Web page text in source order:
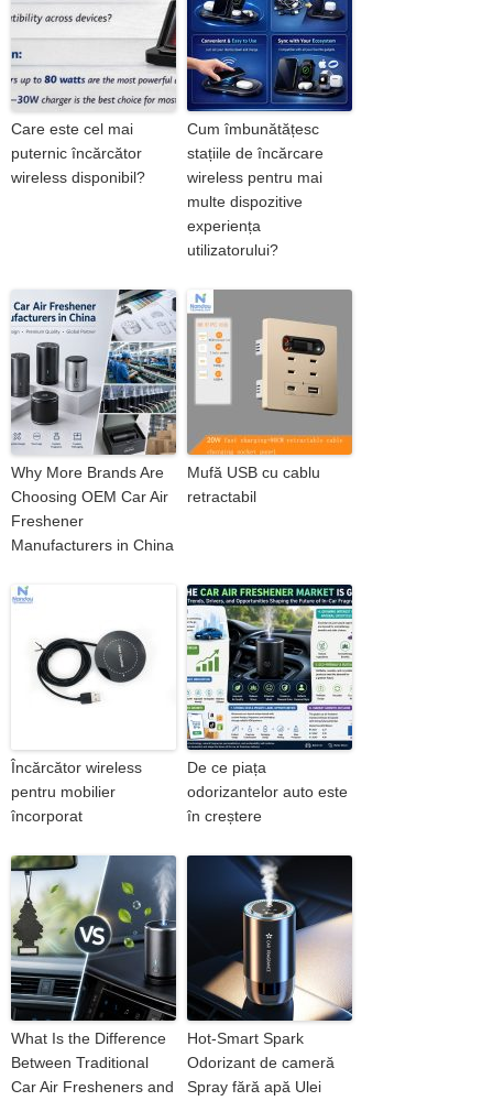
Care este cel mai
puternic încărcător
wireless disponibil?
Cum îmbunătățesc
stațiile de încărcare
wireless pentru mai
multe dispozitive
experiența
utilizatorului?
Why More Brands Are
Choosing OEM Car Air
Freshener
Manufacturers in China
Mufă USB cu cablu
retractabil
Încărcător wireless
pentru mobilier
încorporat
De ce piața
odorizantelor auto este
în creștere
What Is the Difference
Between Traditional
Car Air Fresheners and
Hot-Smart Spark
Odorizant de cameră
Spray fără apă Ulei